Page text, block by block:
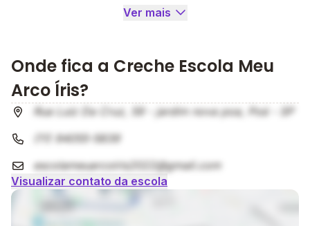
A Creche Escola Meu Arco-Íris oferece seguro
sabendo que há uma proteção adicional em caso de
acidentes ou imprevistos que possam ocorrer durante
o período em que as crianças estão na instituição.
Com uma equipe dedicada e um espaço preparado
para receber com amor, proporcionamos uma
experiência enriquecedora desde os primeiros
Ver mais
Onde fica a Creche Escola Meu
Arco Íris?
Rua Luiz Da Cruz, 59 - jardim nova poa, Poá - SP
(11) 94055-5839
escolameuarcoiris2022@gmail.com
Visualizar contato da escola